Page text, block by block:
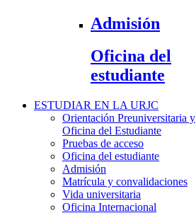
Admisión
Oficina del
estudiante
ESTUDIAR EN LA URJC
Orientación Preuniversitaria y
Oficina del Estudiante
Pruebas de acceso
Oficina del estudiante
Admisión
Matrícula y convalidaciones
Vida universitaria
Oficina Internacional